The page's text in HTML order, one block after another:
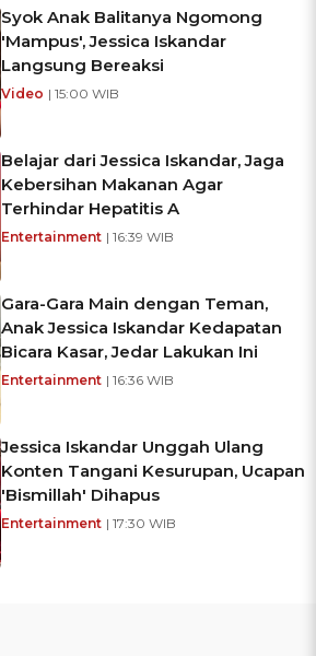
Syok Anak Balitanya Ngomong
'Mampus', Jessica Iskandar
Langsung Bereaksi
Video | 15:00 WIB
Belajar dari Jessica Iskandar, Jaga
Kebersihan Makanan Agar
Terhindar Hepatitis A
Entertainment | 16:39 WIB
Gara-Gara Main dengan Teman,
Anak Jessica Iskandar Kedapatan
Bicara Kasar, Jedar Lakukan Ini
Entertainment | 16:36 WIB
Jessica Iskandar Unggah Ulang
Konten Tangani Kesurupan, Ucapan
'Bismillah' Dihapus
Entertainment | 17:30 WIB